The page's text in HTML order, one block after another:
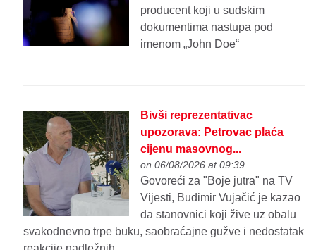
producent koji u sudskim
dokumentima nastupa pod
imenom „John Doe“
Bivši reprezentativac
upozorava: Petrovac plaća
cijenu masovnog...
on 06/08/2026 at 09:39
Govoreći za "Boje jutra" na TV
Vijesti, Budimir Vujačić je kazao
da stanovnici koji žive uz obalu
svakodnevno trpe buku, saobraćajne gužve i nedostatak